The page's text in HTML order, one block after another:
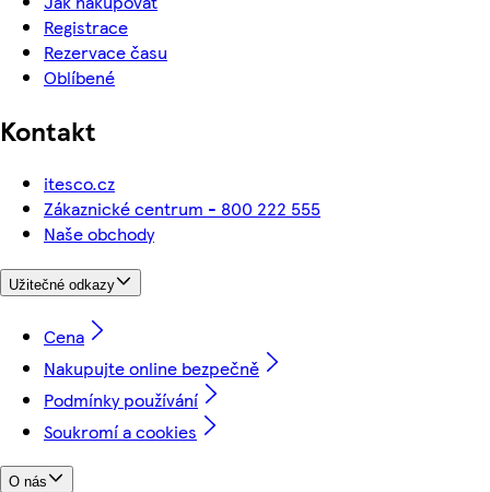
Registrace
Rezervace času
Oblíbené
Kontakt
itesco.cz
Zákaznické centrum - 800 222 555
Naše obchody
Užitečné odkazy
Cena
Nakupujte online bezpečně
Podmínky používání
Soukromí a cookies
O nás